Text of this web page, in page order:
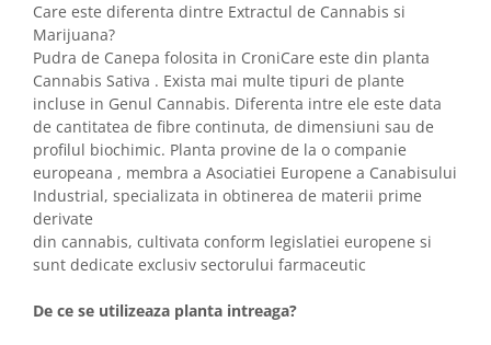
Care este diferenta dintre Extractul de Cannabis si
Marijuana?
Pudra de Canepa folosita in CroniCare este din planta
Cannabis Sativa . Exista mai multe tipuri de plante
incluse in Genul Cannabis. Diferenta intre ele este data
de cantitatea de fibre continuta, de dimensiuni sau de
profilul biochimic. Planta provine de la o companie
europeana , membra a Asociatiei Europene a Canabisului
Industrial, specializata in obtinerea de materii prime
derivate
din cannabis, cultivata conform legislatiei europene si
sunt dedicate exclusiv sectorului farmaceutic
De ce se utilizeaza planta intreaga?